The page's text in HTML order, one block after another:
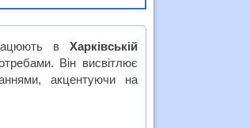
в Харківській
Він висвітлює
акцентуючи на